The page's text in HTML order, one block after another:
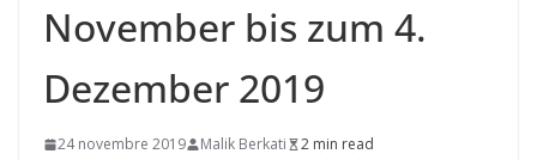
November bis zum 4.
Dezember 2019
24 novembre 2019 Malik Berkati
2 min read